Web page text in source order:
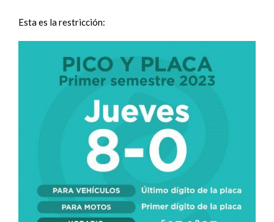
Esta es la restricción: